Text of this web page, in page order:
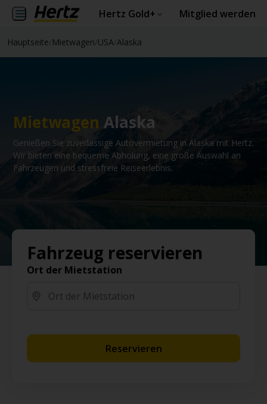
Hertz Gold+ Mitglied werden
Hauptseite Mietwagen USA Alaska
Mietwagen Alaska
Genießen Sie zuverlässige Autovermietung in Alaska mit Hertz.
Wir bieten eine bequeme Abholung, eine große Auswahl an
Fahrzeugen und stressfreie Reiseerlebnis.
Fahrzeug reservieren
Ort der Mietstation
Reservieren